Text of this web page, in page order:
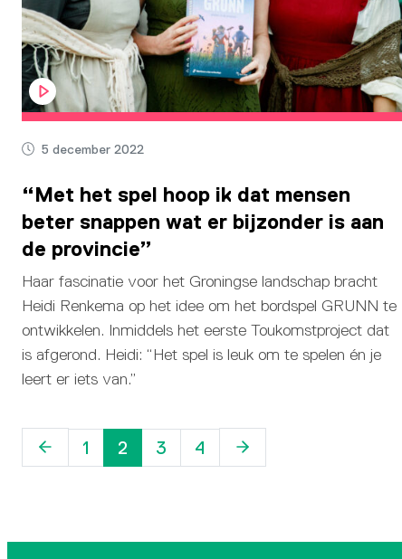
5 december 2022
“Met het spel hoop ik dat mensen
beter snappen wat er bijzonder is aan
de provincie”
Haar fascinatie voor het Groningse landschap bracht
Heidi Renkema op het idee om het bordspel GRUNN te
ontwikkelen. Inmiddels het eerste Toukomstproject dat
is afgerond. Heidi: “Het spel is leuk om te spelen én je
leert er iets van.”
Vorige
pagina
1 2 3 4
Volgende
pagina